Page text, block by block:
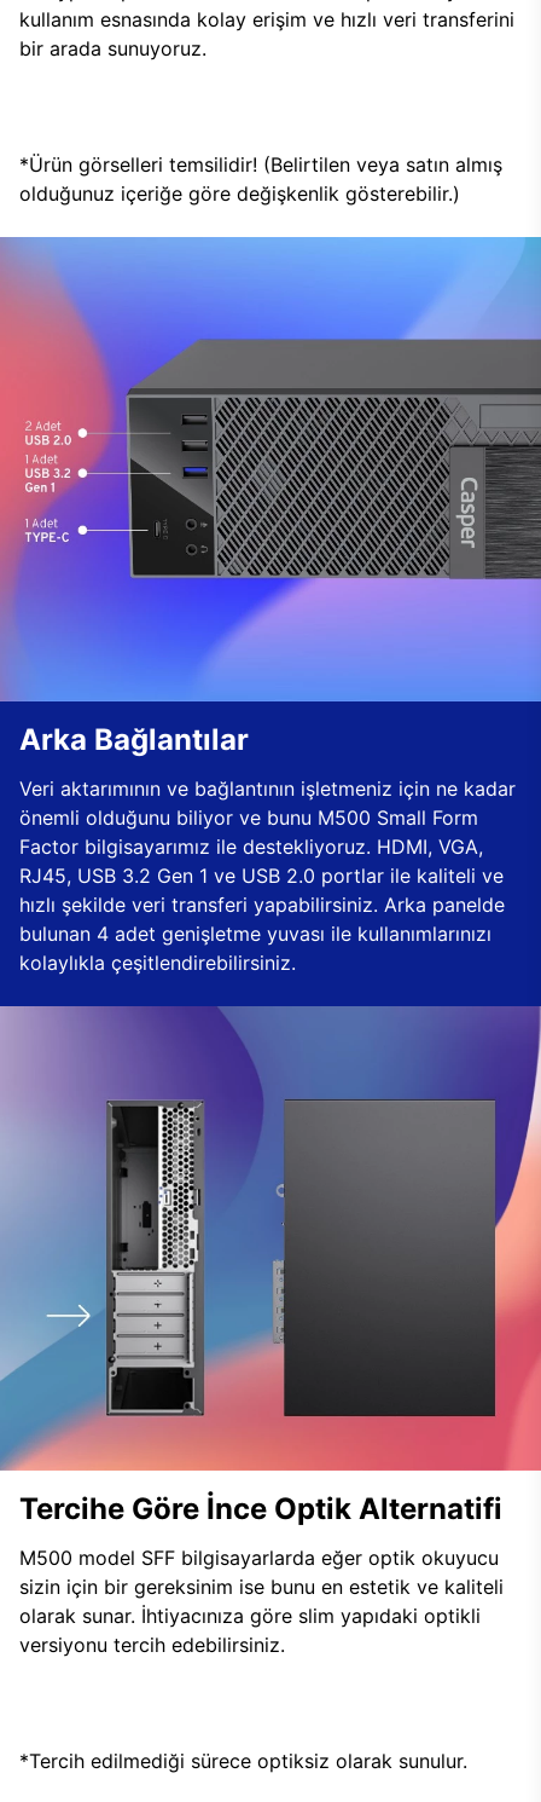
kullanım esnasında kolay erişim ve hızlı veri transferini
bir arada sunuyoruz.
*Ürün görselleri temsilidir! (Belirtilen veya satın almış
olduğunuz içeriğe göre değişkenlik gösterebilir.)
Arka Bağlantılar
Veri aktarımının ve bağlantının işletmeniz için ne kadar
önemli olduğunu biliyor ve bunu M500 Small Form
Factor bilgisayarımız ile destekliyoruz. HDMI, VGA,
RJ45, USB 3.2 Gen 1 ve USB 2.0 portlar ile kaliteli ve
hızlı şekilde veri transferi yapabilirsiniz. Arka panelde
bulunan 4 adet genişletme yuvası ile kullanımlarınızı
kolaylıkla çeşitlendirebilirsiniz.
Tercihe Göre İnce Optik Alternatifi
M500 model SFF bilgisayarlarda eğer optik okuyucu
sizin için bir gereksinim ise bunu en estetik ve kaliteli
olarak sunar. İhtiyacınıza göre slim yapıdaki optikli
versiyonu tercih edebilirsiniz.
*Tercih edilmediği sürece optiksiz olarak sunulur.